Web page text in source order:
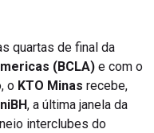
quartas de final da
(BCLA) e com o
o KTO Minas recebe,
, a última janela da
interclubes do